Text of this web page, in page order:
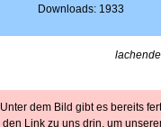
Downloads: 1933
Unter dem Bild gibt es bereits
den Link zu uns drin, um